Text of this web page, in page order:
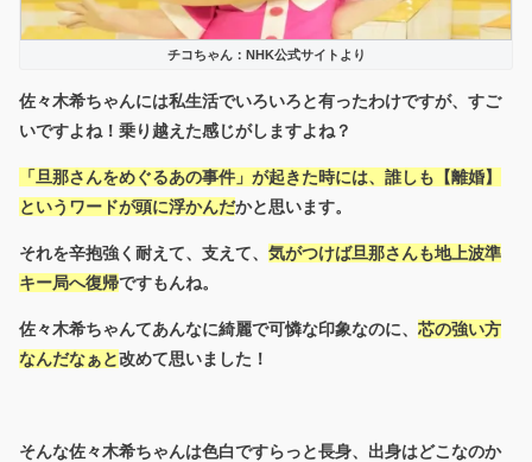
チコちゃん：NHK公式サイトより
佐々木希ちゃんには私生活でいろいろと有ったわけですが、すご
いですよね！乗り越えた感じがしますよね？
「旦那さんをめぐるあの事件」が起きた時には、誰しも【離婚】
というワードが頭に浮かんだかと思います。
それを辛抱強く耐えて、支えて、 気がつけば旦那さんも地上波準
キー局へ復帰ですもんね。
佐々木希ちゃんてあんなに綺麗で可憐な印象なのに、 芯の強い方
なんだなぁと改めて思いました！
そんな佐々木希ちゃんは色白ですらっと長身、出身はどこなのか